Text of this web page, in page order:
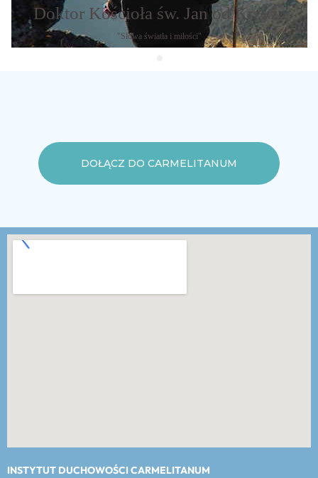
Doktor Kościoła św. Jan od Krzyża
"Słowa światła i miłości"
DOŁĄCZ DO CARMELITANUM
INSTYTUT DUCHOWOŚCI CARMELITANUM